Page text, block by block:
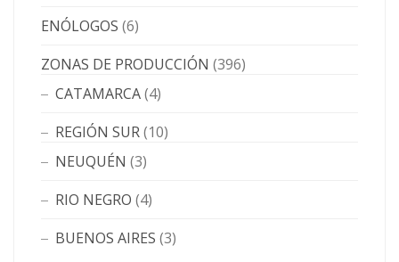
ENÓLOGOS (6)
ZONAS DE PRODUCCIÓN (396)
CATAMARCA(4)
REGIÓN SUR(10)
NEUQUÉN (3)
RIO NEGRO (4)
BUENOS AIRES (3)